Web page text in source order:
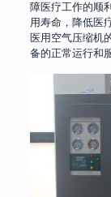
障医疗工作的顺
用寿命，降低医
医用空气压缩机
备的正常运行和